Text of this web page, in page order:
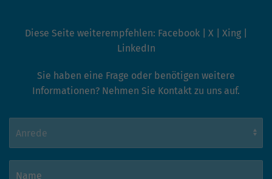
Diese Seite weiterempfehlen: Facebook X Xing
LinkedIn
Sie haben eine Frage oder benötigen weitere
Informationen? Nehmen Sie Kontakt zu uns auf.